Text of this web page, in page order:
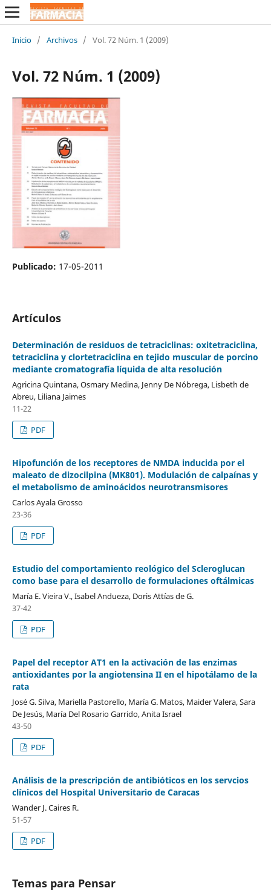
Inicio / Archivos / Vol. 72 Núm. 1 (2009)
Vol. 72 Núm. 1 (2009)
Publicado: 17-05-2011
Artículos
Determinación de residuos de tetraciclinas: oxitetraciclina,
tetraciclina y clortetraciclina en tejido muscular de porcino
mediante cromatografía líquida de alta resolución
Agricina Quintana, Osmary Medina, Jenny De Nóbrega, Lisbeth de
Abreu, Liliana Jaimes
11-22
PDF
Hipofunción de los receptores de NMDA inducida por el
maleato de dizocilpina (MK801). Modulación de calpaínas y
el metabolismo de aminoácidos neurotransmisores
Carlos Ayala Grosso
23-36
PDF
Estudio del comportamiento reológico del Scleroglucan
como base para el desarrollo de formulaciones oftálmicas
María E. Vieira V., Isabel Andueza, Doris Attías de G.
37-42
PDF
Papel del receptor AT1 en la activación de las enzimas
antioxidantes por la angiotensina II en el hipotálamo de la
rata
José G. Silva, Mariella Pastorello, María G. Matos, Maider Valera, Sara
De Jesús, María Del Rosario Garrido, Anita Israel
43-50
PDF
Análisis de la prescripción de antibióticos en los servcios
clínicos del Hospital Universitario de Caracas
Wander J. Caires R.
51-57
PDF
Temas para Pensar